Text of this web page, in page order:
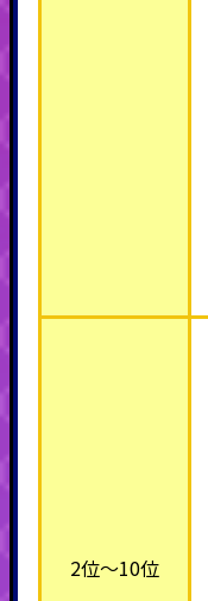
2位～10位